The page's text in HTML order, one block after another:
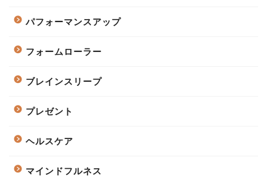
パフォーマンスアップ
フォームローラー
ブレインスリープ
プレゼント
ヘルスケア
マインドフルネス